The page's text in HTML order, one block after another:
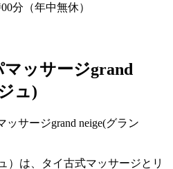
分（年中無休）
ッサージgrand
ュ)
）は、タイ古式マッサージとリ